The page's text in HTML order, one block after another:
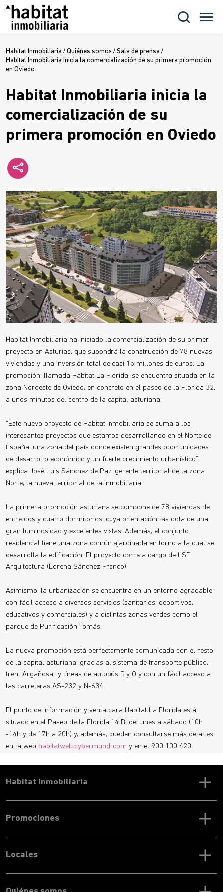
Habitat Inmobiliaria / Quiénes somos / Sala de prensa /
Habitat Inmobiliaria inicia la comercialización de su primera promoción
en Oviedo
Habitat Inmobiliaria inicia la
comercialización de su
primera promoción en Oviedo
Habitat Inmobiliaria ha iniciado la comercialización de su primer
proyecto en Asturias, que supondrá la construcción de 78 nuevas
viviendas y una inversión total de casi 15 millones de euros. La
promoción, llamada Habitat La Florida, se encuentra situada en la
zona Noroeste de Oviedo, en concreto en el paseo de la Florida 32,
a unos minutos del centro de la capital asturiana.
“Este nuevo proyecto de Habitat Inmobiliaria se suma a los
interesantes proyectos que estamos desarrollando en el Norte de
España, una zona del país donde existen grandes oportunidades
de desarrollo económico y un fuerte crecimiento urbanístico”.
explica José Luis Sánchez de Paz, gerente territorial de la zona
Norte, la nueva territorial de la inmobiliaria.
La primera promoción asturiana se compone de 78 viviendas de
entre dos y cuatro dormitorios, cuya orientación las dota de una
gran luminosidad y excelentes vistas. Además, el conjunto
residencial tiene una zona común ajardinada en torno a la cual se
desarrolla la edificación. El proyecto corre a cargo de LSF
Arquitectura (Lorena Sánchez Franco).
Asimismo, la urbanización se encuentra en un entorno agradable,
con fácil acceso a diversos servicios (sanitarios, deportivos,
educativos y comerciales) y a distintas zonas verdes como el
parque de Purificación Tomás.
La nueva promoción está perfectamente comunicada con el resto
de la capital asturiana, gracias al sistema de transporte público,
tren "Argañosa" y líneas de autobús E y O y con un fácil acceso a
las carreteras AS-232 y N-634.
El punto de información y venta para Habitat La Florida está
situado en el Paseo de la Florida 14 B, de lunes a sábado (10h
-14h y de 17h a 20h) y, además, pueden consultarse más detalles
en la web habitatweb.cybermundi.com y en el 900 100 420.
Promociones
Locales
Habitat Inmobiliaria